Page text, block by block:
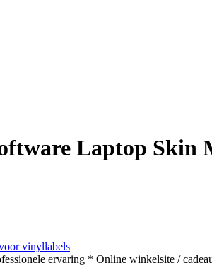
Laptop Skin
vinyllabels
ervaring * Online winkelsite /